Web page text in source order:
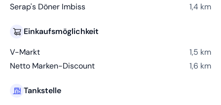
Serap's Döner Imbiss
1,4 km
Einkaufsmöglichkeit
V-Markt
1,5 km
Netto Marken-Discount
1,6 km
Tankstelle